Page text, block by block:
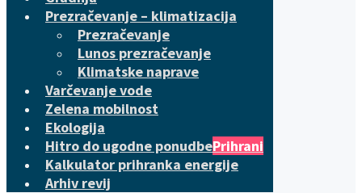
Prezračevanje – klimatizacija
Prezračevanje
Lunos prezračevanje
Klimatske naprave
Varčevanje vode
Zelena mobilnost
Ekologija
Hitro do ugodne ponudbePrihrani
Kalkulator prihranka energije
Arhiv revij